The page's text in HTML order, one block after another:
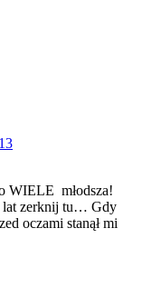
WIELE młodsza!
lat zerknij tu… Gdy
oczami stanął mi